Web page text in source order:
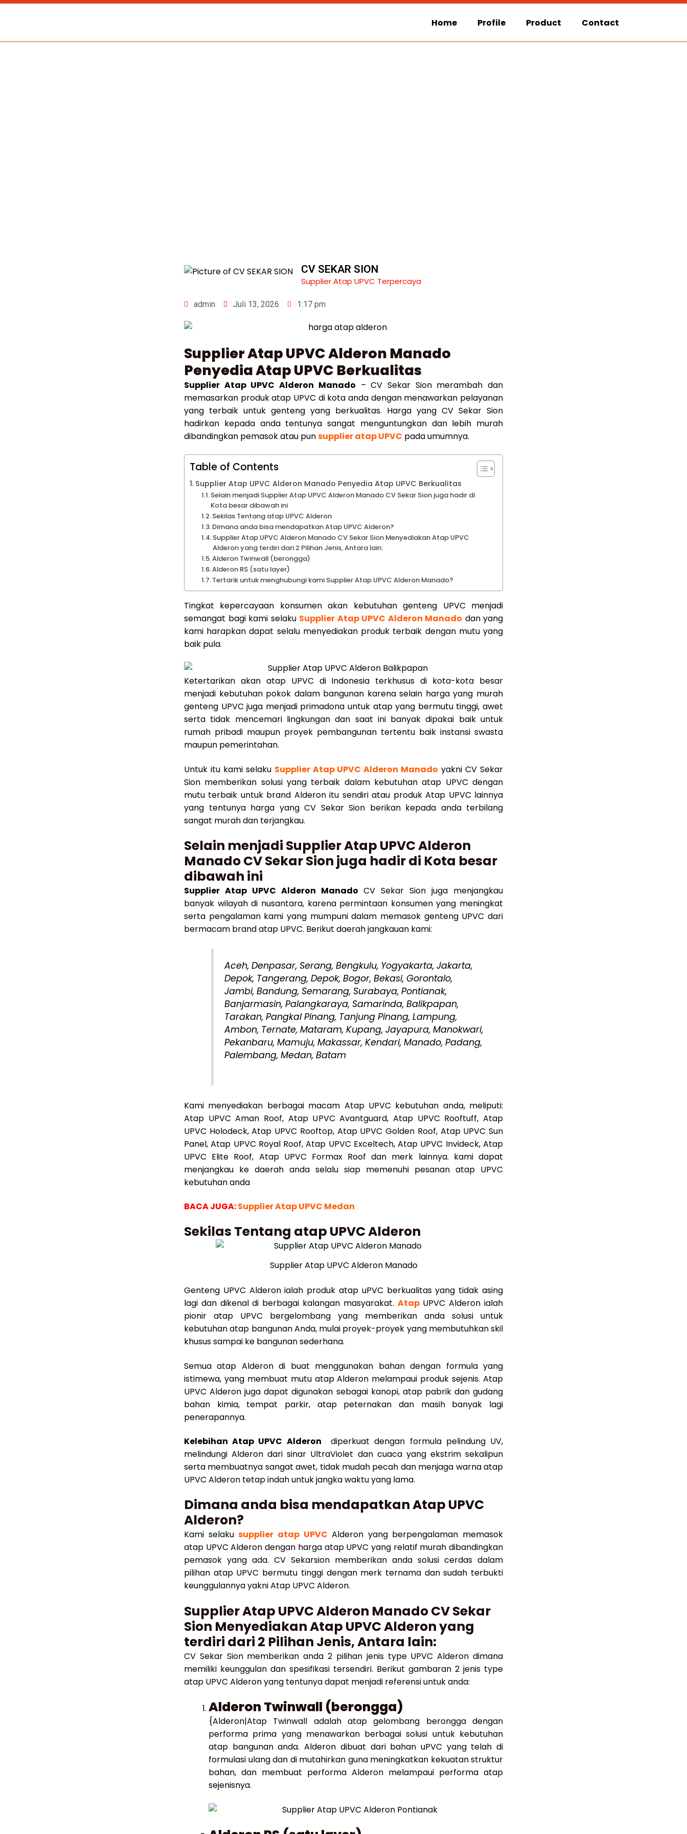
Lewati
Home Profile Product Contact
CV SEKAR SION
Supplier Atap UPVC Terpercaya
admin Juli 13, 2026 1:17 pm
Supplier Atap UPVC Alderon Manado
Penyedia Atap UPVC Berkualitas
Supplier Atap UPVC Alderon Manado – CV Sekar Sion merambah dan
memasarkan produk atap UPVC di kota anda dengan menawarkan pelayanan
yang terbaik untuk genteng yang berkualitas. Harga yang CV Sekar Sion
hadirkan kepada anda tentunya sangat menguntungkan dan lebih murah
dibandingkan pemasok atau punsupplier atap UPVC pada umumnya.
Table of Contents
Supplier Atap UPVC Alderon Manado Penyedia Atap UPVC Berkualitas
Selain menjadi Supplier Atap UPVC Alderon Manado CV Sekar Sion juga hadir di
Kota besar dibawah ini
Sekilas Tentang atap UPVC Alderon
Dimana anda bisa mendapatkan Atap UPVC Alderon?
Supplier Atap UPVC Alderon Manado CV Sekar Sion Menyediakan Atap UPVC
Alderon yang terdiri dari 2 Pilihan Jenis, Antara lain:
Alderon Twinwall (berongga)
Alderon RS (satu layer)
Tertarik untuk menghubungi kami Supplier Atap UPVC Alderon Manado?
Tingkat kepercayaan konsumen akan kebutuhan genteng UPVC menjadi
semangat bagi kami selaku Supplier Atap UPVC Alderon Manado dan yang
kami harapkan dapat selalu menyediakan produk terbaik dengan mutu yang
baik pula.
Ketertarikan akan atap UPVC di Indonesia terkhusus di kota-kota besar
menjadi kebutuhan pokok dalam bangunan karena selain harga yang murah
genteng UPVC juga menjadi primadona untuk atap yang bermutu tinggi, awet
serta tidak mencemari lingkungan dan saat ini banyak dipakai baik untuk
rumah pribadi maupun proyek pembangunan tertentu baik instansi swasta
maupun pemerintahan.
Untuk itu kami selaku Supplier Atap UPVC Alderon Manado yakni CV Sekar
Sion memberikan solusi yang terbaik dalam kebutuhan atap UPVC dengan
mutu terbaik untuk brand Alderon itu sendiri atau produk Atap UPVC lainnya
yang tentunya harga yang CV Sekar Sion berikan kepada anda terbilang
sangat murah dan terjangkau.
Selain menjadi Supplier Atap UPVC Alderon
Manado CV Sekar Sion juga hadir di Kota besar
dibawah ini
Supplier Atap UPVC Alderon Manado CV Sekar Sion juga menjangkau
banyak wilayah di nusantara, karena permintaan konsumen yang meningkat
serta pengalaman kami yang mumpuni dalam memasok genteng UPVC dari
bermacam brand atap UPVC. Berikut daerah jangkauan kami:
Aceh, Denpasar, Serang, Bengkulu, Yogyakarta, Jakarta,
Depok, Tangerang, Depok, Bogor, Bekasi, Gorontalo,
Jambi, Bandung, Semarang, Surabaya, Pontianak,
Banjarmasin, Palangkaraya, Samarinda, Balikpapan,
Tarakan, Pangkal Pinang, Tanjung Pinang, Lampung,
Ambon, Ternate, Mataram, Kupang, Jayapura, Manokwari,
Pekanbaru, Mamuju, Makassar, Kendari, Manado, Padang,
Palembang, Medan, Batam
Kami menyediakan berbagai macam Atap UPVC kebutuhan anda, meliputi:
Atap UPVC Aman Roof, Atap UPVC Avantguard, Atap UPVC Rooftuff, Atap
UPVC Holodeck, Atap UPVC Rooftop, Atap UPVC Golden Roof, Atap UPVC Sun
Panel, Atap UPVC Royal Roof, Atap UPVC Exceltech, Atap UPVC Invideck, Atap
UPVC Elite Roof, Atap UPVC Formax Roof dan merk lainnya. kami dapat
menjangkau ke daerah anda selalu siap memenuhi pesanan atap UPVC
kebutuhan anda
BACA JUGA:Supplier Atap UPVC Medan
Sekilas Tentang atap UPVC Alderon
Supplier Atap UPVC Alderon Manado
Genteng UPVC Alderon ialah produk atap uPVC berkualitas yang tidak asing
lagi dan dikenal di berbagai kalangan masyarakat. AtapUPVC Alderon ialah
pionir atap UPVC bergelombang yang memberikan anda solusi untuk
kebutuhan atap bangunan Anda, mulai proyek-proyek yang membutuhkan skil
khusus sampai ke bangunan sederhana.
Semua atap Alderon di buat menggunakan bahan dengan formula yang
istimewa, yang membuat mutu atap Alderon melampaui produk sejenis. Atap
UPVC Alderon juga dapat digunakan sebagai kanopi, atap pabrik dan gudang
bahan kimia, tempat parkir, atap peternakan dan masih banyak lagi
penerapannya.
Kelebihan Atap UPVC Alderon diperkuat dengan formula pelindung UV,
melindungi Alderon dari sinar UltraViolet dan cuaca yang ekstrim sekalipun
serta membuatnya sangat awet, tidak mudah pecah dan menjaga warna atap
UPVC Alderon tetap indah untuk jangka waktu yang lama.
Dimana anda bisa mendapatkan Atap UPVC
Alderon?
Kami selakusupplier atap UPVC Alderon yang berpengalaman memasok
atap UPVC Alderon dengan harga atap UPVC yang relatif murah dibandingkan
pemasok yang ada. CV Sekarsion memberikan anda solusi cerdas dalam
pilihan atap UPVC bermutu tinggi dengan merk ternama dan sudah terbukti
keunggulannya yakni Atap UPVC Alderon.
Supplier Atap UPVC Alderon Manado CV Sekar
Sion Menyediakan Atap UPVC Alderon yang
terdiri dari 2 Pilihan Jenis, Antara lain:
CV Sekar Sion memberikan anda 2 pilihan jenis type UPVC Alderon dimana
memiliki keunggulan dan spesifikasi tersendiri. Berikut gambaran 2 jenis type
atap UPVC Alderon yang tentunya dapat menjadi referensi untuk anda:
Alderon Twinwall (berongga)
{Alderon|Atap Twinwall adalah atap gelombang berongga dengan
performa prima yang menawarkan berbagai solusi untuk kebutuhan
atap bangunan anda. Alderon dibuat dari bahan uPVC yang telah di
formulasi ulang dan di mutahirkan guna meningkatkan kekuatan struktur
bahan, dan membuat performa Alderon melampaui performa atap
sejenisnya.